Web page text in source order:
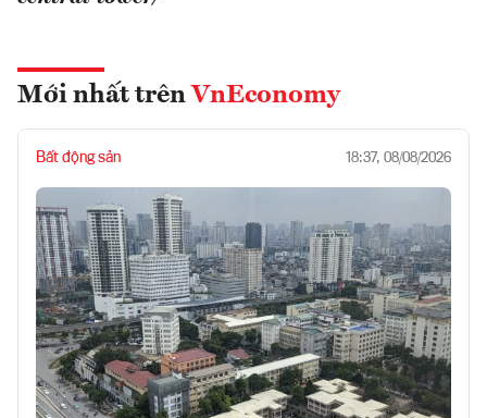
Mới nhất trên VnEconomy
Bất động sản 18:37, 08/08/2026